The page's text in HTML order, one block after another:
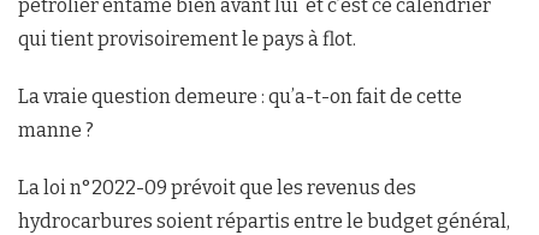
pétrolier entamé bien avant lui et c’est ce calendrier
qui tient provisoirement le pays à flot.
La vraie question demeure : qu’a-t-on fait de cette
manne ?
La loi n°2022-09 prévoit que les revenus des
hydrocarbures soient répartis entre le budget général,